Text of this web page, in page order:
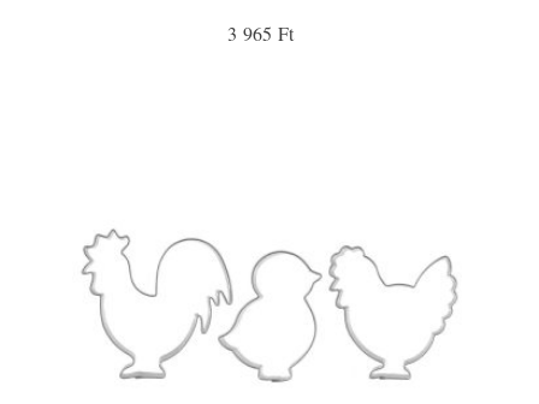
3 965 Ft